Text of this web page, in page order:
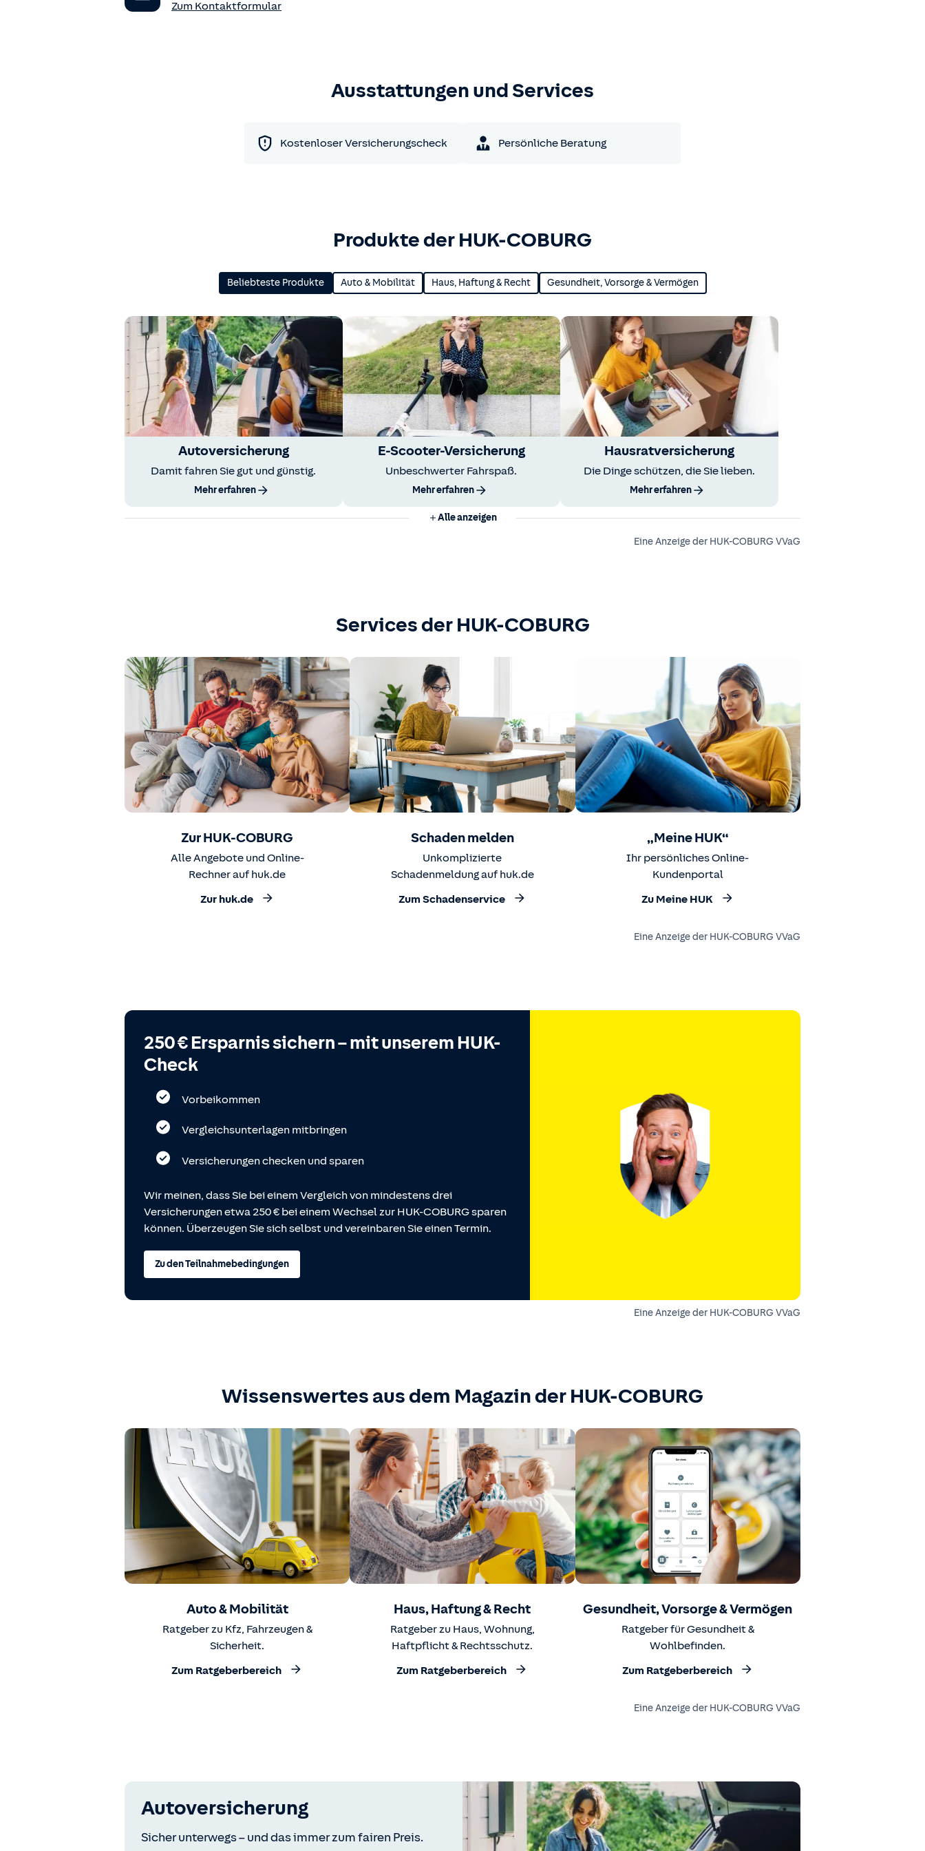
Zum Kontaktformular
Ausstattungen und Services
Kostenloser Versicherungscheck Persönliche Beratung
Produkte der HUK-COBURG
Beliebteste Produkte Auto & Mobilität Haus, Haftung & Recht Gesundheit, Vorsorge & Vermögen
Autoversicherung
Damit fahren Sie gut und günstig.
Mehr erfahren
E-Scooter-Versicherung
Unbeschwerter Fahrspaß.
Mehr erfahren
Hausratversicherung
Die Dinge schützen, die Sie lieben.
Mehr erfahren
Alle anzeigen
Eine Anzeige der HUK-COBURG VVaG
Services der HUK-COBURG
Zur HUK-COBURG
Alle Angebote und Online-
Rechner auf huk.de
Zur huk.de
Schaden melden
Unkomplizierte
Schadenmeldung auf huk.de
Zum Schadenservice
„Meine HUK“
Ihr persönliches Online-
Kundenportal
Zu Meine HUK
Eine Anzeige der HUK-COBURG VVaG
250 € Ersparnis sichern – mit unserem HUK-
Check
Vorbeikommen
Vergleichsunterlagen mitbringen
Versicherungen checken und sparen
Wir meinen, dass Sie bei einem Vergleich von mindestens drei
Versicherungen etwa 250 € bei einem Wechsel zur HUK-COBURG sparen
können. Überzeugen Sie sich selbst und vereinbaren Sie einen Termin.
Zu den Teilnahmebedingungen
Eine Anzeige der HUK-COBURG VVaG
Wissenswertes aus dem Magazin der HUK-COBURG
Auto & Mobilität
Ratgeber zu Kfz, Fahrzeugen &
Sicherheit.
Zum Ratgeberbereich
Haus, Haftung & Recht
Ratgeber zu Haus, Wohnung,
Haftpflicht & Rechtsschutz.
Zum Ratgeberbereich
Gesundheit, Vorsorge & Vermögen
Ratgeber für Gesundheit &
Wohlbefinden.
Zum Ratgeberbereich
Eine Anzeige der HUK-COBURG VVaG
Autoversicherung
Sicher unterwegs – und das immer zum fairen Preis.